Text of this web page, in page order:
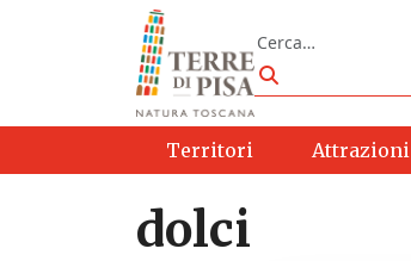
Vai al contenuto
Cerca
Cerca
Territori Attrazioni
dolci